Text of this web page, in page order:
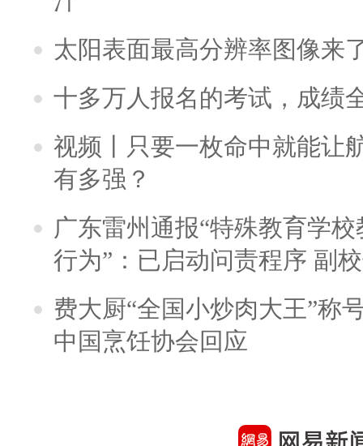
太阳表面最高分辨率图像来
十多万人报名的考试，成绩
视频丨只要一枚命中就能让
有多强？
广东雷州通报“特殊教育学
行为”：已启动问责程序 副
费大厨“全国小炒肉大王”称
中国烹饪协会回应